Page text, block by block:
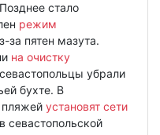
стало
режим
за пятен мазута.
на очистку
севастопольцы убрали
бухте. В
пляжей установят сети
севастопольской